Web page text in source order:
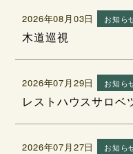
2026年08月03日 お知ら
木道巡視
2026年07月29日 お知ら
レストハウスサロベ
2026年07月27日 お知ら